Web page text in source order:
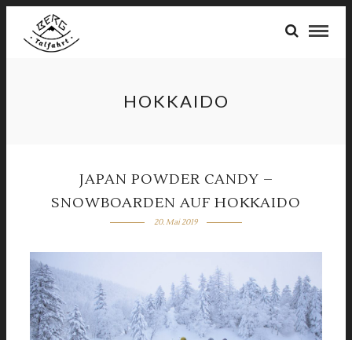
HOKKAIDO
JAPAN POWDER CANDY –
SNOWBOARDEN AUF HOKKAIDO
20. Mai 2019